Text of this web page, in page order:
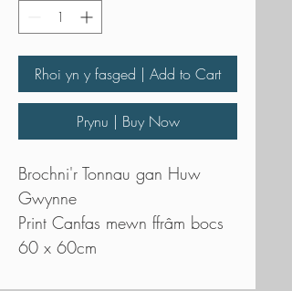
Rhoi yn y fasged | Add to Cart
Prynu | Buy Now
Brochni'r Tonnau gan Huw
Gwynne
Print Canfas mewn ffrâm bocs
60 x 60cm